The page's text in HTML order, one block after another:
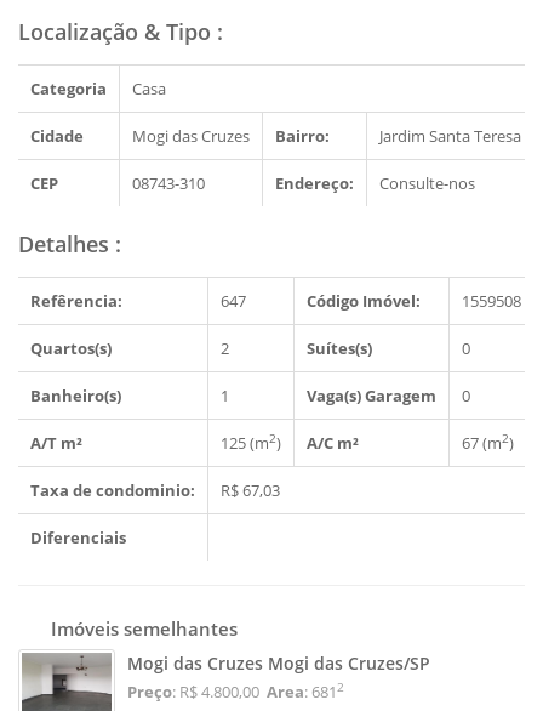
Localização & Tipo :
Categoria Casa
Cidade Mogi das Cruzes Bairro: Jardim Santa Teresa
CEP 08743-310 Endereço: Consulte-nos
Detalhes :
Refêrencia: 647 Código Imóvel: 1559508
Quartos(s) 2 Suítes(s) 0
Banheiro(s) 1 Vaga(s) Garagem 0
A/T m² 125 (m2) A/C m² 67 (m2)
Taxa de condominio: R$ 67,03
Diferenciais
Imóveis semelhantes
Mogi das Cruzes Mogi das Cruzes/SP
Preço: R$ 4.800,00 Area: 6812